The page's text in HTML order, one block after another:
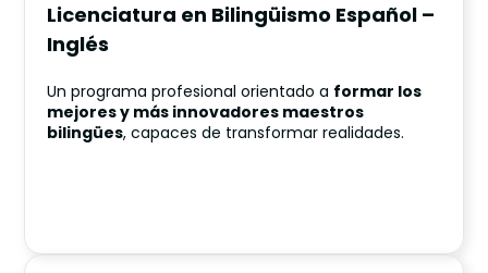
Licenciatura en Bilingüismo Español –
Inglés
Un programa profesional orientado a formar los
mejores y más innovadores maestros
bilingües, capaces de transformar realidades.